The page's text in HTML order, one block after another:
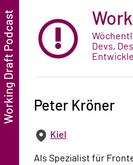
Devs,
Peter Kröner
Kiel
Als Spezialist für